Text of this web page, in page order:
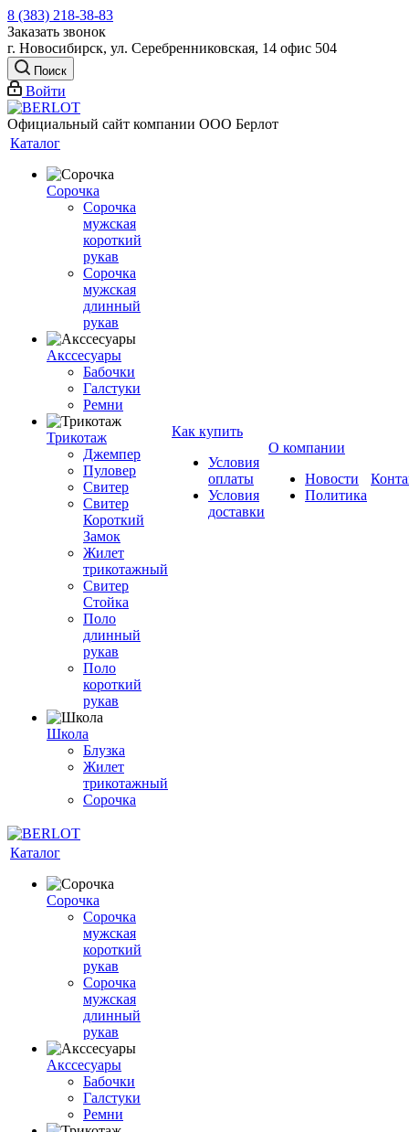
8 (383) 218-38-83
Заказать звонок
г. Новосибирск, ул. Серебренниковская, 14 офис 504
Поиск
Войти
Официальный сайт компании ООО Берлот
Каталог
Сорочка
Сорочка
мужская
короткий
рукав
Сорочка
мужская
длинный
рукав
Акссесуары
Бабочки
Галстуки
Ремни
Трикотаж
Джемпер
Пуловер
Свитер
Свитер
Короткий
Замок
Жилет
трикотажный
Свитер
Стойка
Поло
длинный
рукав
Поло
короткий
рукав
Школа
Блузка
Жилет
трикотажный
Сорочка
Как купить
Условия
оплаты
Условия
доставки
О компании
Новости
Политика
Каталог
Сорочка
Сорочка
мужская
короткий
рукав
Сорочка
мужская
длинный
рукав
Акссесуары
Бабочки
Галстуки
Ремни